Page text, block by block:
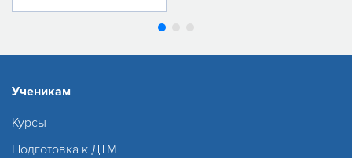
Ученикам
Курсы
Подготовка к ДТМ